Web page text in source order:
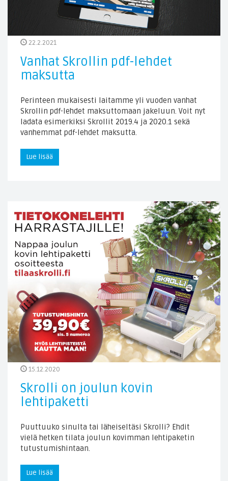
22.2.2021
Vanhat Skrollin pdf-lehdet
maksutta
Perinteen mukaisesti laitamme yli vuoden vanhat
Skrollin pdf-lehdet maksuttomaan jakeluun. Voit nyt
ladata esimerkiksi Skrollit 2019.4 ja 2020.1 sekä
vanhemmat pdf-lehdet maksutta.
Lue lisää
15.12.2020
Skrolli on joulun kovin
lehtipaketti
Puuttuuko sinulta tai läheiseltäsi Skrolli? Ehdit
vielä hetken tilata joulun kovimman lehtipaketin
tutustumishintaan.
Lue lisää